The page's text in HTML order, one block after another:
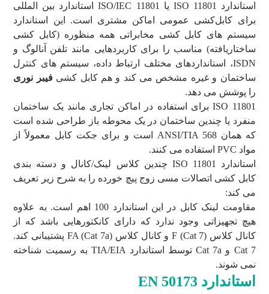
استاندارد ISO 11801 یا ISO/IEC 11801 استاندارد بین المللی
برای کابل‌کشی عمومی اماکن مشتری است. این استاندارد
سیستم های کابل کشی مخابراتی همه منظوره (کابل کشی
ساختاریافته) مناسب را برای کاربردهایی مانند تلفن آنالوگ و
ISDN، استانداردهای مختلف ارتباط داده، سیستم های کنترل
ساختمان و غیره مشخص می کند و هم کابل کشیفیبر نوری
را پوشش می دهد.
ISO 11801 برای استفاده در اماکن تجاری مانند یک ساختمان
منفرد یا چندین ساختمان در یک محوطه باز طراحی شده است
که همان ANSI/TIA 568 است و برای جکت کابل معمولاً از
مواد PVC استفاده می کنند.
استاندارد ISO 11801 چندین کلاس لینک/کانال و دسته بندی
کابل کشی اتصالات مسی زوج پیچ خورده را به شرح زیر تعریف
می کند:
مقاومت لینک کابل در این استاندارد 100 اهم است. به علاوه
هیچ تجهیزاتی وجود ندارد که دارای کانکتورهایی باشد که از
کانال کلاس F (Cat 7) و کانال کلاس FA (Cat 7a) پشتیبانی کند.
Cat 7 و Cat 7a توسط استاندارد TIA/EIA به رسمیت شناخته
نمی شوند.
استانداردEN 50173